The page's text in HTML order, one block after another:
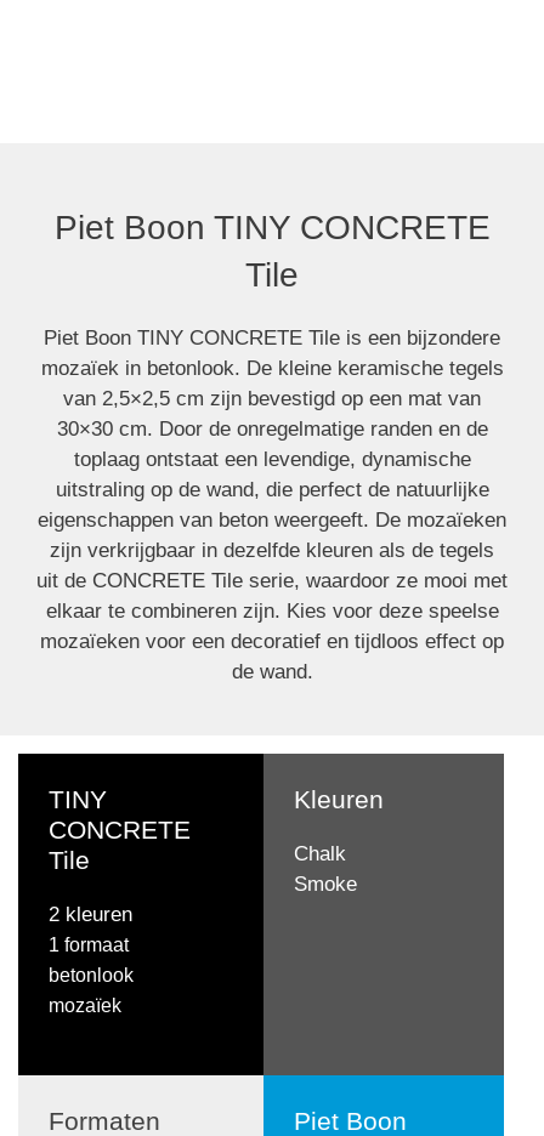
CONCRETE Tile
Piet Boon TINY CONCRETE
Tile
Piet Boon TINY CONCRETE Tile is een bijzondere
mozaïek in betonlook. De kleine keramische tegels
van 2,5×2,5 cm zijn bevestigd op een mat van
30×30 cm. Door de onregelmatige randen en de
toplaag ontstaat een levendige, dynamische
uitstraling op de wand, die perfect de natuurlijke
eigenschappen van beton weergeeft. De mozaïeken
zijn verkrijgbaar in dezelfde kleuren als de tegels
uit de CONCRETE Tile serie, waardoor ze mooi met
elkaar te combineren zijn. Kies voor deze speelse
mozaïeken voor een decoratief en tijdloos effect op
de wand.
TINY
CONCRETE
Tile
2 kleuren
1 formaat
betonlook
mozaïek
Kleuren
Chalk
Smoke
Formaten Piet Boon